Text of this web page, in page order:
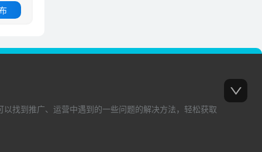
找到推广、运营中遇到的一些问题的解决方法，轻松获取